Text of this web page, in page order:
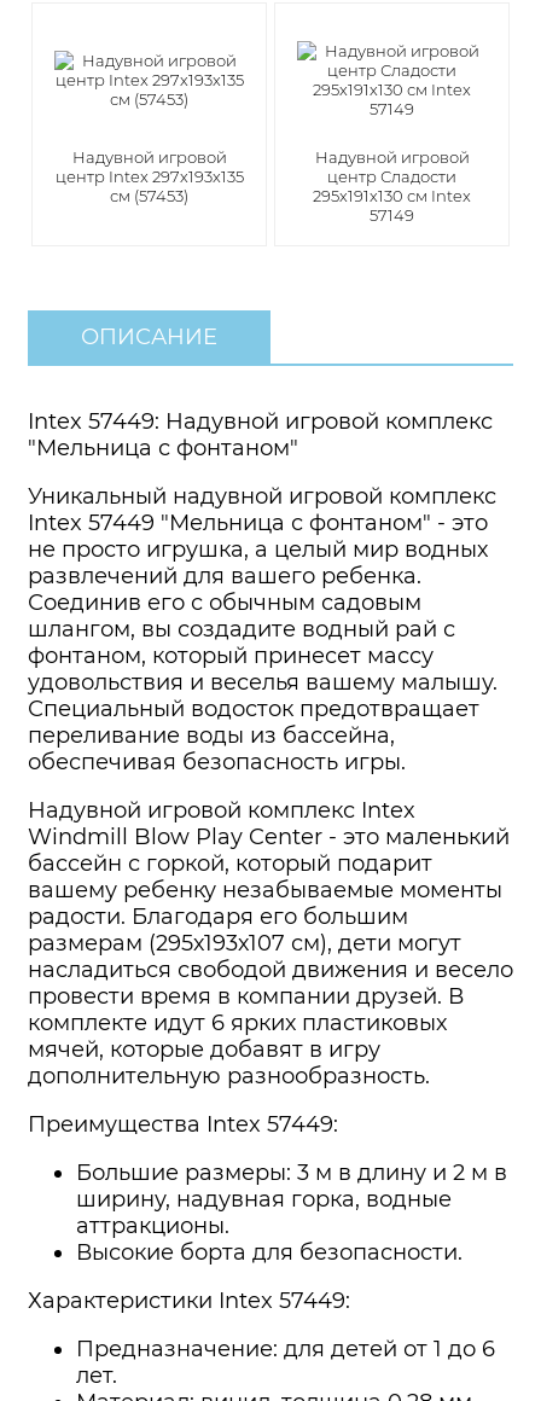
Надувной игровой
центр Intex 297х193х135
см (57453)
Надувной игровой
центр Сладости
295х191х130 см Intex
57149
ОПИСАНИЕ
Intex 57449: Надувной игровой комплекс
"Мельница с фонтаном"
Уникальный надувной игровой комплекс
Intex 57449 "Мельница с фонтаном" - это
не просто игрушка, а целый мир водных
развлечений для вашего ребенка.
Соединив его с обычным садовым
шлангом, вы создадите водный рай с
фонтаном, который принесет массу
удовольствия и веселья вашему малышу.
Специальный водосток предотвращает
переливание воды из бассейна,
обеспечивая безопасность игры.
Надувной игровой комплекс Intex
Windmill Blow Play Center - это маленький
бассейн с горкой, который подарит
вашему ребенку незабываемые моменты
радости. Благодаря его большим
размерам (295х193х107 см), дети могут
насладиться свободой движения и весело
провести время в компании друзей. В
комплекте идут 6 ярких пластиковых
мячей, которые добавят в игру
дополнительную разнообразность.
Преимущества Intex 57449:
Большие размеры: 3 м в длину и 2 м в
ширину, надувная горка, водные
аттракционы.
Высокие борта для безопасности.
Характеристики Intex 57449:
Предназначение: для детей от 1 до 6
лет.